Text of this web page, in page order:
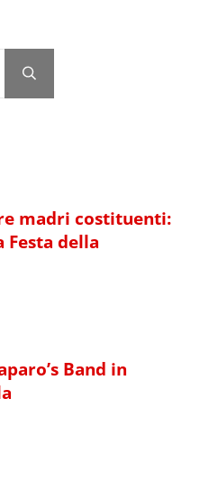
Submit search
madri costituenti:
Festa della
Band in